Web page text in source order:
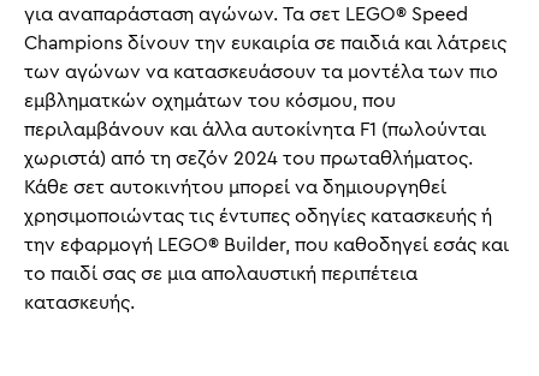
για αναπαράσταση αγώνων. Τα σετ LEGO® Speed
Champions δίνουν την ευκαιρία σε παιδιά και λάτρεις
των αγώνων να κατασκευάσουν τα μοντέλα των πιο
εμβληματκών οχημάτων του κόσμου, που
περιλαμβάνουν και άλλα αυτοκίνητα F1 (πωλούνται
χωριστά) από τη σεζόν 2024 του πρωταθλήματος.
Κάθε σετ αυτοκινήτου μπορεί να δημιουργηθεί
χρησιμοποιώντας τις έντυπες οδηγίες κατασκευής ή
την εφαρμογή LEGO® Builder, που καθοδηγεί εσάς και
το παιδί σας σε μια απολαυστική περιπέτεια
κατασκευής.